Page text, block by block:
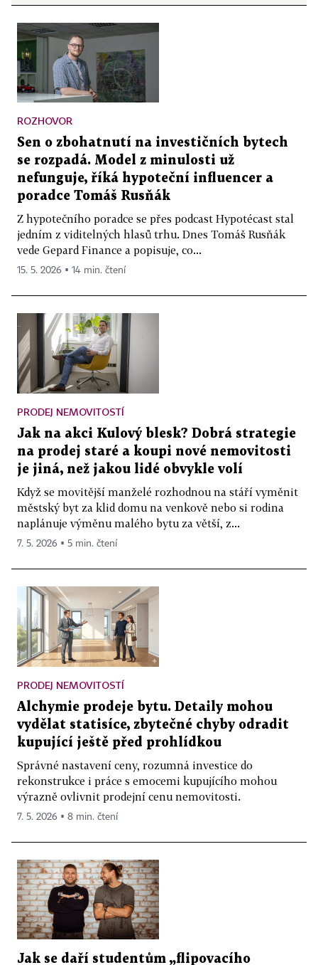
ROZHOVOR
Sen o zbohatnutí na investičních bytech
se rozpadá. Model z minulosti už
nefunguje, říká hypoteční influencer a
poradce Tomáš Rusňák
Z hypotečního poradce se přes podcast Hypotécast stal
jedním z viditelných hlasů trhu. Dnes Tomáš Rusňák
vede Gepard Finance a popisuje, co...
15. 5. 2026 ▪ 14 min. čtení
PRODEJ NEMOVITOSTÍ
Jak na akci Kulový blesk? Dobrá strategie
na prodej staré a koupi nové nemovitosti
je jiná, než jakou lidé obvykle volí
Když se movitější manželé rozhodnou na stáří vyměnit
městský byt za klid domu na venkově nebo si rodina
naplánuje výměnu malého bytu za větší, z...
7. 5. 2026 ▪ 5 min. čtení
PRODEJ NEMOVITOSTÍ
Alchymie prodeje bytu. Detaily mohou
vydělat statisíce, zbytečné chyby odradit
kupující ještě před prohlídkou
Správné nastavení ceny, rozumná investice do
rekonstrukce i práce s emocemi kupujícího mohou
výrazně ovlivnit prodejní cenu nemovitosti.
7. 5. 2026 ▪ 8 min. čtení
Jak se daří studentům „flipovacího